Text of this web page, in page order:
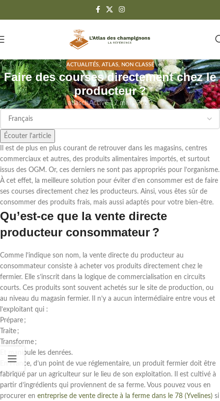
ACTUALITÉS, ATLAS, NON CLASSÉ
Faire des courses directement chez le
producteur ?
atlaschActivé 17 mars 2022
Écouter l'article
Il est de plus en plus courant de retrouver dans les magasins, centres
commerciaux et autres, des produits alimentaires importés, et surtout
issus des OGM. Or, ces derniers ne sont pas appropriés pour l’organisme.
À cet effet, la meilleure solution pour éviter d’en consommer est de faire
ses courses directement chez les producteurs. Ainsi, vous êtes sûr de
consommer des produits frais, mais aussi adaptés pour votre bien-être.
Qu’est-ce que la vente directe
producteur consommateur ?
Comme l’indique son nom, la vente directe du producteur au
consommateur consiste à acheter vos produits directement chez le
fermier. Elle s’inscrit dans la logique de commercialisation en circuits
courts. Ces produits sont souvent achetés sur le site de production, ou
au niveau du magasin fermier. Il n’y a aucun intermédiaire entre vous et
l’exploitant qui :
Prépare ;
Traite ;
Transforme ;
Et manipule les denrées.
En France, d’un point de vue réglementaire, un produit fermier doit être
fabriqué par un agriculteur sur le lieu de son exploitation. Il est cultivé à
partir d’ingrédients qui proviennent de sa ferme. Vous pouvez vous en
procurer en entreprise de vente directe à la ferme dans le 78 (Yvelines) si